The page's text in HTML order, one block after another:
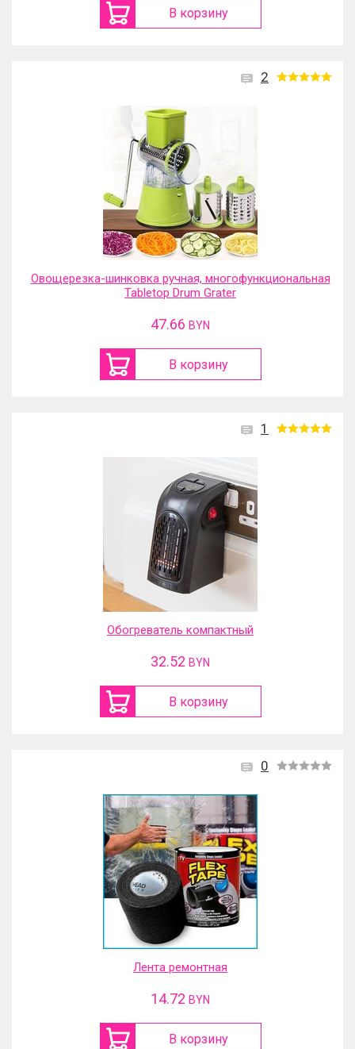
В корзину
2
Овощерезка-шинковка ручная, многофункциональная
Tabletop Drum Grater
47.66 BYN
В корзину
1
Обогреватель компактный
32.52 BYN
В корзину
0
Лента ремонтная
14.72 BYN
В корзину